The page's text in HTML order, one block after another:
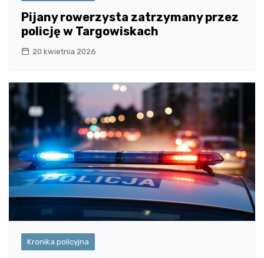
Pijany rowerzysta zatrzymany przez
policję w Targowiskach
20 kwietnia 2026
Kronika policyjna